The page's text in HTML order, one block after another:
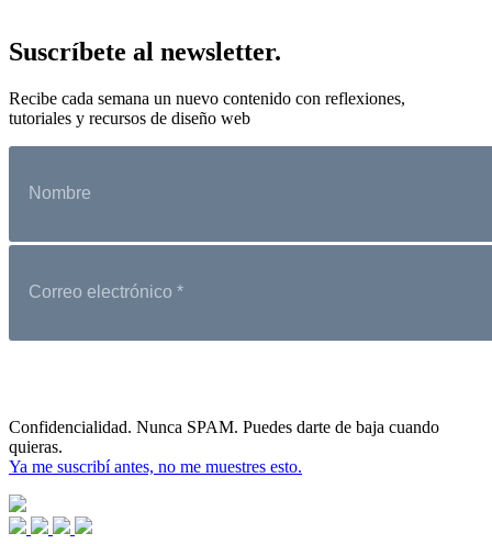
Suscríbete al newsletter.
Recibe cada semana un nuevo contenido con reflexiones,
tutoriales y recursos de diseño web
Confidencialidad. Nunca SPAM. Puedes darte de baja cuando
quieras.
Ya me suscribí antes, no me muestres esto.